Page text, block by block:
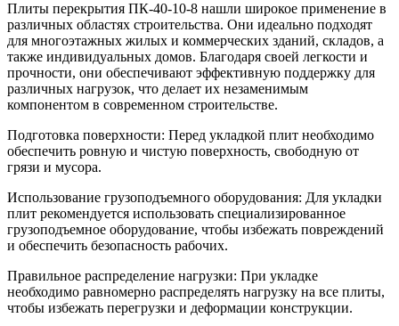
Плиты перекрытия ПК-40-10-8 нашли широкое применение в
различных областях строительства. Они идеально подходят
для многоэтажных жилых и коммерческих зданий, складов, а
также индивидуальных домов. Благодаря своей легкости и
прочности, они обеспечивают эффективную поддержку для
различных нагрузок, что делает их незаменимым
компонентом в современном строительстве.
Подготовка поверхности: Перед укладкой плит необходимо
обеспечить ровную и чистую поверхность, свободную от
грязи и мусора.
Использование грузоподъемного оборудования: Для укладки
плит рекомендуется использовать специализированное
грузоподъемное оборудование, чтобы избежать повреждений
и обеспечить безопасность рабочих.
Правильное распределение нагрузки: При укладке
необходимо равномерно распределять нагрузку на все плиты,
чтобы избежать перегрузки и деформации конструкции.